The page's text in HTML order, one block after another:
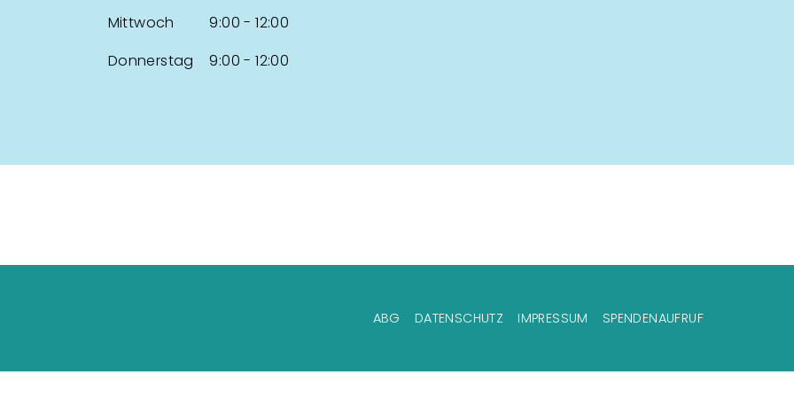
Mittwoch 9:00 - 12:00
Donnerstag 9:00 - 12:00
ABG DATENSCHUTZ IMPRESSUM SPENDENAUFRUF